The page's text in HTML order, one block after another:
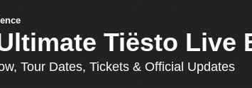
Tiësto Live
Tour Dates, Tickets & Official Updates